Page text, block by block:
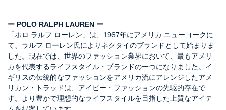
ー POLO RALPH LAUREN ー
「ポロ ラルフ ローレン」は、1967年にアメリカ ニューヨークに
て、ラルフ ローレン氏によりネクタイのブランドとして始まりま
した。現在では、世界のファッション業界において、最もアメリ
カを代表するライフスタイル・ブランドの一つになりました。イ
ギリスの伝統的なファッションをアメリカ流にアレンジしたアメ
リカン・トラッドは、アイビー・ファッションの先駆的存在で
す。より豊かで理想的なライフスタイルを目指した上質なアイテ